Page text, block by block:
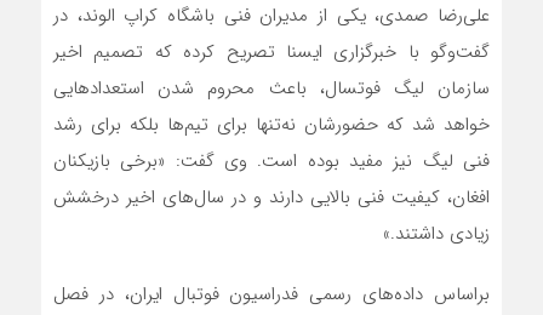
علی‌رضا صمدی، یکی از مدیران فنی باشگاه کراپ الوند، در
گفت‌وگو با خبرگزاری ایسنا تصریح کرده که تصمیم اخیر
سازمان لیگ فوتسال، باعث محروم شدن استعدادهایی
خواهد شد که حضورشان نه‌تنها برای تیم‌ها بلکه برای رشد
فنی لیگ نیز مفید بوده است. وی گفت: «برخی بازیکنان
افغان، کیفیت فنی بالایی دارند و در سال‌های اخیر درخشش
زیادی داشتند.»
براساس داده‌های رسمی فدراسیون فوتبال ایران، در فصل